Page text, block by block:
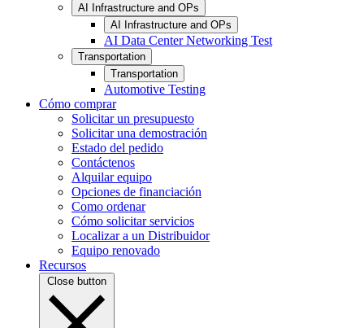
AI Infrastructure and OPs
AI Infrastructure and OPs
AI Data Center Networking Test
Transportation
Transportation
Automotive Testing
Cómo comprar
Solicitar un presupuesto
Solicitar una demostración
Estado del pedido
Contáctenos
Alquilar equipo
Opciones de financiación
Como ordenar
Cómo solicitar servicios
Localizar a un Distribuidor
Equipo renovado
Recursos
Close button